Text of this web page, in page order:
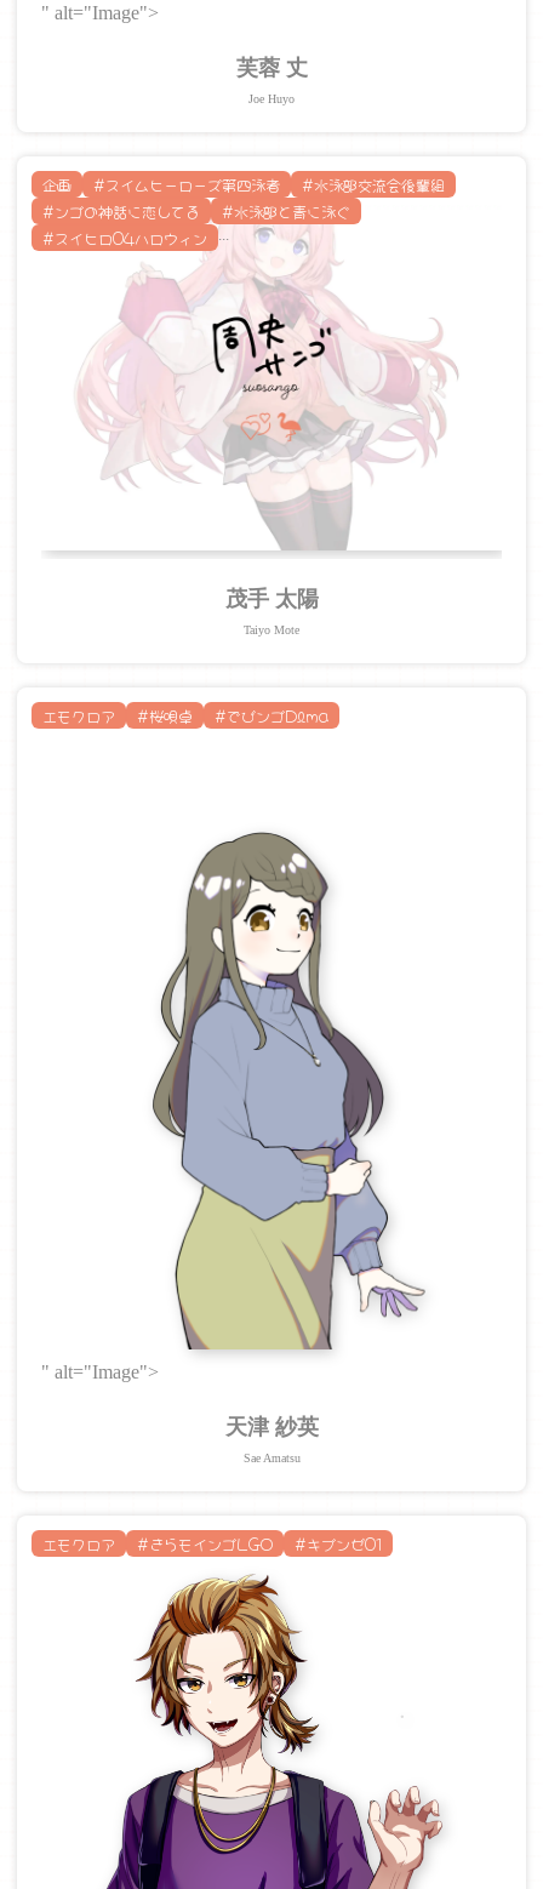
" alt="Image">
芙蓉 丈
Joe Huyo
企画 #スイムヒーローズ第四泳者
#水泳部交流会後輩組
#ンゴの神話に恋してる
#水泳部と青に泳ぐ
#スイヒロ04ハロウィン
茂手 太陽
Taiyo Mote
エモクロア #桜唄卓 #でびンゴDlma
" alt="Image">
天津 紗英
Sae Amatsu
エモクロア #きらモインゴLGO #キブンゼ01